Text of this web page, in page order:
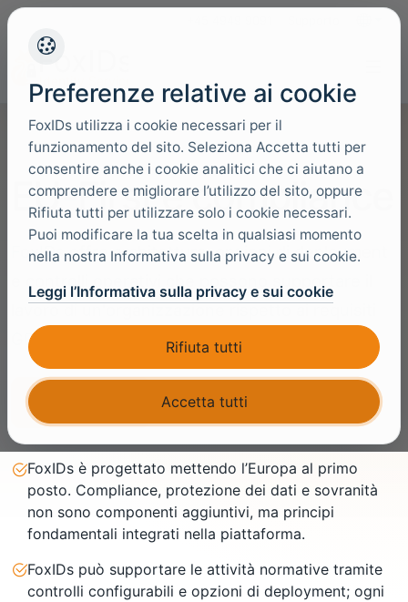
EU-First e compliance
FoxIDs offre architettura, opzioni di deployment
e controlli operativi che possono supportare il
lavoro di un'organizzazione rispetto ai requisiti
GDPR, NIS2 e ISO 27001.
Parla con un esperto
FoxIDs è progettato mettendo l’Europa al primo
posto. Compliance, protezione dei dati e sovranità
non sono componenti aggiuntivi, ma principi
fondamentali integrati nella piattaforma.
FoxIDs può supportare le attività normative tramite
controlli configurabili e opzioni di deployment; ogni
Preferenze relative ai cookie
FoxIDs utilizza i cookie necessari per il
funzionamento del sito. Seleziona Accetta tutti per
consentire anche i cookie analitici che ci aiutano a
comprendere e migliorare l’utilizzo del sito, oppure
Rifiuta tutti per utilizzare solo i cookie necessari.
Puoi modificare la tua scelta in qualsiasi momento
nella nostra Informativa sulla privacy e sui cookie.
Leggi l’Informativa sulla privacy e sui cookie
Rifiuta tutti
Accetta tutti